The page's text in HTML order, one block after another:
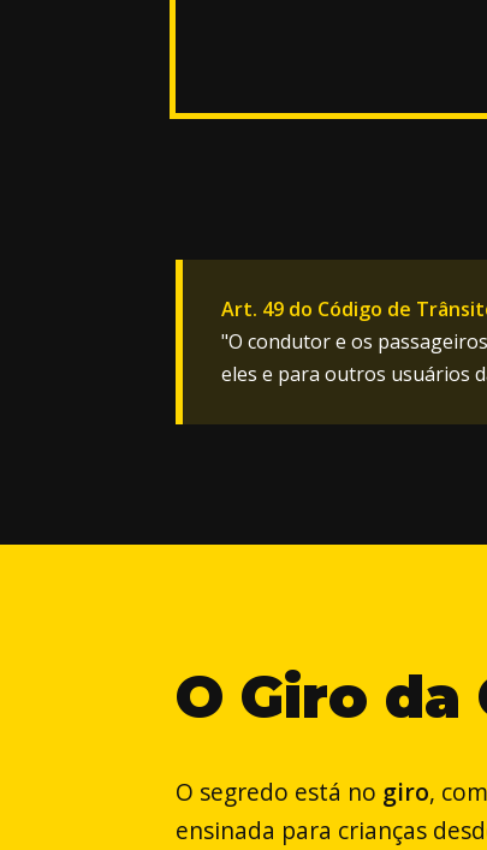
Art. 49 do Código de
"O condutor e os
eles e para outros usuários
O Giro da
O segredo está no giro,
ensinada para crianças